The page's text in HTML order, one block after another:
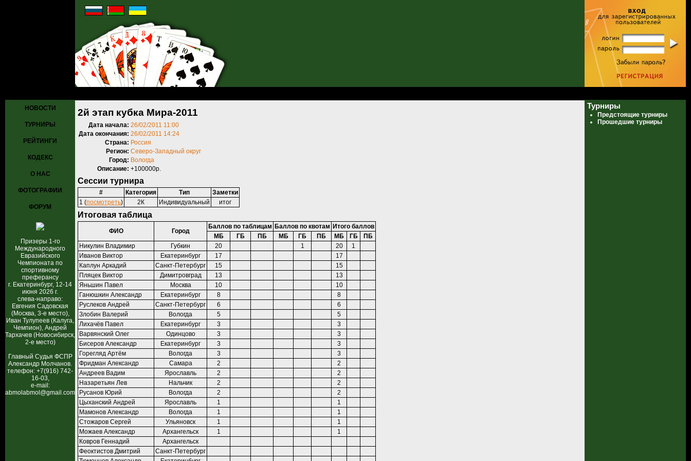
НОВОСТИ
ТУРНИРЫ
РЕЙТИНГИ
КОДЕКС
О НАС
ФОТОГРАФИИ
ФОРУМ
Призеры 1-го
Международного
Евразийского
Чемпионата по
спортивному
преферансу
г. Екатеринбург, 12-14
июня 2026 г.
слева-направо:
Евгения Садовская
(Москва, 3-е место),
Иван Тулупеев (Калуга,
Чемпион), Андрей
Тархачев (Новосибирск,
2-е место)
Главный Судья ФСПР
Александр Молчанов.
телефон: +7(916) 742-
16-03,
e-mail:
abmolabmol@gmail.com
2й этап кубка Мира-2011
Дата начала: 26/02/2011 11:00
Дата окончания: 26/02/2011 14:24
Страна: Россия
Регион: Северо-Западный округ
Город: Вологда
Описание: +100000р.
Сессии турнира
# Категория Тип
Заметки
1 (посмотреть) 2К Индивидуальный итог
Итоговая таблица
ФИО Город
Баллов по таблицам Баллов по квотам Итого баллов
МБ
ГБ ПБ МБ ГБ ПБ МБ ГБ
ПБ
Никулин Владимир
Губкин 20 1 20
1
Иванов Виктор
Екатеринбург 17
17
Каплун Аркадий
Санкт-Петербург 15
15
Пляцек Виктор
Димитровград 13
13
Яньшин Павел
Москва 10
10
Ганюшкин Александр
Екатеринбург 8
8
Руслеков Андрей
Санкт-Петербург 6
6
Злобин Валерий
Вологда 5
5
Лихачёв Павел
Екатеринбург 3
3
Варвянский Олег
Одинцово 3
3
Бисеров Александр
Екатеринбург 3
3
Горегляд Артём
Вологда 3
3
Фридман Александр
Самара 2
2
Андреев Вадим
Ярославль 2
2
Назаретьян Лев
Нальчик 2
2
Русанов Юрий
Вологда 2
2
Цыханский Андрей
Ярославль 1
1
Мамонов Александр
Вологда 1
1
Стожаров Сергей
Ульяновск 1
1
Можаев Александр
Архангельск 1
1
Ковров Геннадий
Архангельск
Феоктистов Дмитрий
Санкт-Петербург
Турниры
Предстоящие турниры
Прошедшие турниры